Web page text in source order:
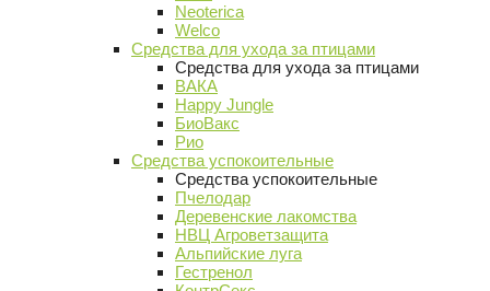
Neoterica
Welco
Средства для ухода за птицами
Средства для ухода за птицами
ВАКА
Happy Jungle
БиоВакс
Рио
Средства успокоительные
Средства успокоительные
Пчелодар
Деревенские лакомства
НВЦ Агроветзащита
Альпийские луга
Гестренол